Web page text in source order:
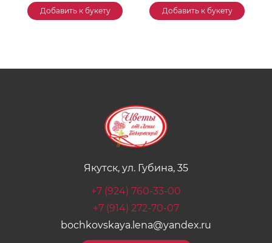
Добавить к букету Добавить к букету
Якутск, ул. Губина, 35
+7 (924) 760-33-00
+7 (914) 272-70-07
bochkovskaya.lena@yandex.ru